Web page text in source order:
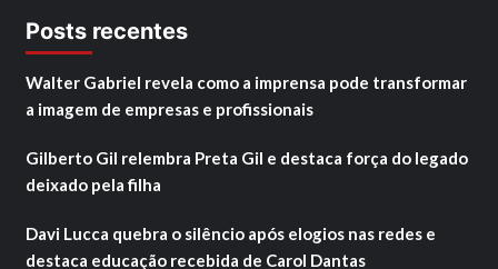
Posts recentes
Walter Gabriel revela como a imprensa pode transformar
a imagem de empresas e profissionais
Gilberto Gil relembra Preta Gil e destaca força do legado
deixado pela filha
Davi Lucca quebra o silêncio após elogios nas redes e
destaca educação recebida de Carol Dantas